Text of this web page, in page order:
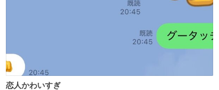
恋人かわいすぎ